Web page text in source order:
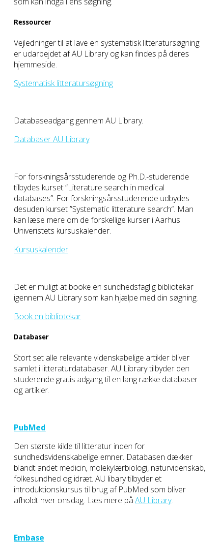
Ressourcer
Vejledninger til at lave en systematisk litteratursøgning
er udarbejdet af AU Library og kan findes på deres
hjemmeside.
Systematisk litteratursøgning
Databaseadgang gennem AU Library.
Databaser AU Library
For forskningsårsstuderende og Ph.D.-studerende
tilbydes kurset ”Literature search in medical
databases”. For forskningsårsstuderende udbydes
desuden kurset ”Systematic litterature search”. Man
kan læse mere om de forskellige kurser i Aarhus
Univeristets kursuskalender.
Kursuskalender
Det er muligt at booke en sundhedsfaglig bibliotekar
igennem AU Library som kan hjælpe med din søgning.
Book en bibliotekar
Databaser
Stort set alle relevante videnskabelige artikler bliver
samlet i litteraturdatabaser. AU Library tilbyder den
studerende gratis adgang til en lang række databaser
og artikler.
PubMed
Den største kilde til litteratur inden for
sundhedsvidenskabelige emner. Databasen dækker
blandt andet medicin, molekylærbiologi, naturvidenskab,
folkesundhed og idræt. AU libary tilbyder et
introduktionskursus til brug af PubMed som bliver
afholdt hver onsdag. Læs mere på AU Library.
Embase